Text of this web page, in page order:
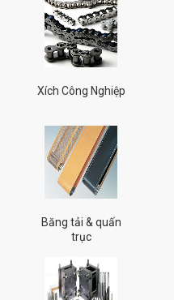
Xích Công Nghiệp
Băng tải & quấn
trục